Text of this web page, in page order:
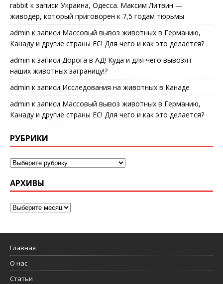
rabbit к записи Украина, Одесса. Максим Литвин —
живодер, который приговорен к 7,5 годам тюрьмы
admin к записи Массовый вывоз животных в Германию,
Канаду и другие страны ЕС! Для чего и как это делается?
admin к записи Дорога в АД! Куда и для чего вывозят
наших животных заграницу!?
admin к записи Исследования на животных в Канаде
admin к записи Массовый вывоз животных в Германию,
Канаду и другие страны ЕС! Для чего и как это делается?
РУБРИКИ
АРХИВЫ
Главная
О нас
Статьи